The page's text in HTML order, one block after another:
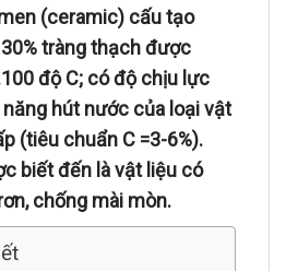
(ceramic) cấu tạo
tràng thạch được
độ C; có độ chịu lực
hút nước của loại vật
(tiêu chuẩn C =3-6%).
biết đến là vật liệu có
chống mài mòn.